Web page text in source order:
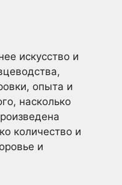
искусство и
опыта и
насколько
количество и
и